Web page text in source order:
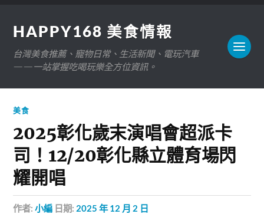
HAPPY168 美食情報
台灣美食推薦、寵物日常、生活新聞、電玩汽車
——一站掌握吃喝玩樂全方位資訊。
美食
2025彰化歲末演唱會超派卡
司！12/20彰化縣立體育場閃
耀開唱
作者:小編 日期: 2025 年 12 月 2 日